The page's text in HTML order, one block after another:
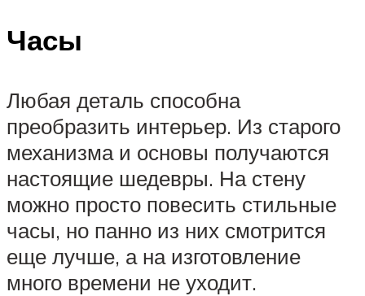
Часы
Любая деталь способна
преобразить интерьер. Из старого
механизма и основы получаются
настоящие шедевры. На стену
можно просто повесить стильные
часы, но панно из них смотрится
еще лучше, а на изготовление
много времени не уходит.